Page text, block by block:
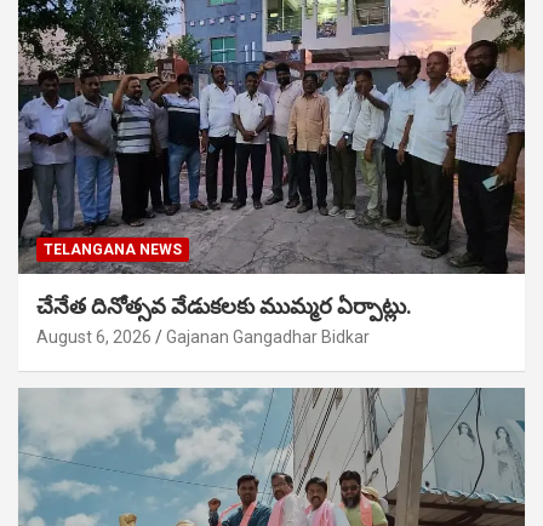
TELANGANA NEWS
చేనేత దినోత్సవ వేడుకలకు ముమ్మర ఏర్పాట్లు.
August 6, 2026 Gajanan Gangadhar Bidkar